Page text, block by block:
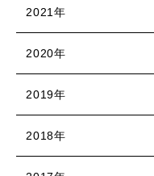
2021年
2020年
2019年
2018年